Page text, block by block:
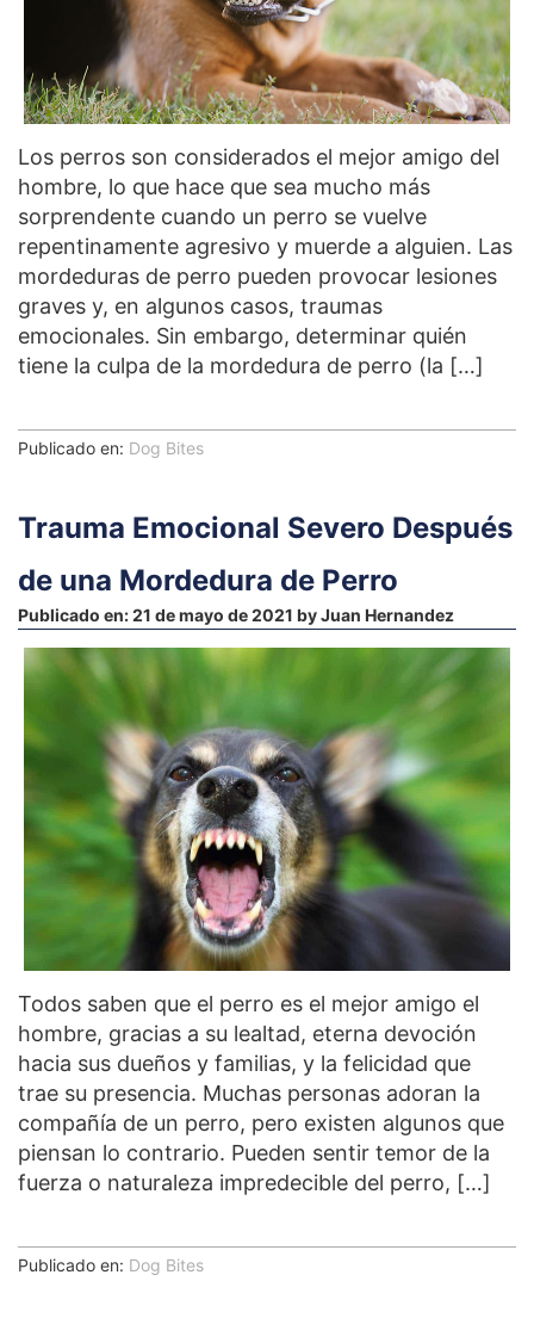
Los perros son considerados el mejor amigo del
hombre, lo que hace que sea mucho más
sorprendente cuando un perro se vuelve
repentinamente agresivo y muerde a alguien. Las
mordeduras de perro pueden provocar lesiones
graves y, en algunos casos, traumas
emocionales. Sin embargo, determinar quién
tiene la culpa de la mordedura de perro (la […]
Publicado en: Dog Bites
Trauma Emocional Severo Después
de una Mordedura de Perro
Publicado en:21 de mayo de 2021 byJuan Hernandez
Todos saben que el perro es el mejor amigo el
hombre, gracias a su lealtad, eterna devoción
hacia sus dueños y familias, y la felicidad que
trae su presencia. Muchas personas adoran la
compañía de un perro, pero existen algunos que
piensan lo contrario. Pueden sentir temor de la
fuerza o naturaleza impredecible del perro, […]
Publicado en: Dog Bites